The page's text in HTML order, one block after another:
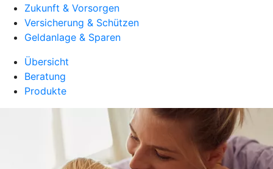
Zukunft & Vorsorgen
Versicherung & Schützen
Geldanlage & Sparen
Übersicht
Beratung
Produkte